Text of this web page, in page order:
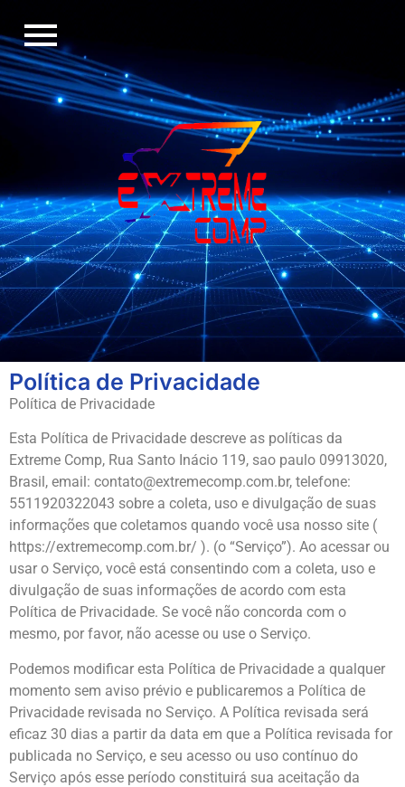
Política de Privacidade
Política de Privacidade
Esta Política de Privacidade descreve as políticas da
Extreme Comp, Rua Santo Inácio 119, sao paulo 09913020,
Brasil, email: contato@extremecomp.com.br, telefone:
5511920322043 sobre a coleta, uso e divulgação de suas
informações que coletamos quando você usa nosso site (
https://extremecomp.com.br/ ). (o “Serviço”). Ao acessar ou
usar o Serviço, você está consentindo com a coleta, uso e
divulgação de suas informações de acordo com esta
Política de Privacidade. Se você não concorda com o
mesmo, por favor, não acesse ou use o Serviço.
Podemos modificar esta Política de Privacidade a qualquer
momento sem aviso prévio e publicaremos a Política de
Privacidade revisada no Serviço. A Política revisada será
eficaz 30 dias a partir da data em que a Política revisada for
publicada no Serviço, e seu acesso ou uso contínuo do
Serviço após esse período constituirá sua aceitação da